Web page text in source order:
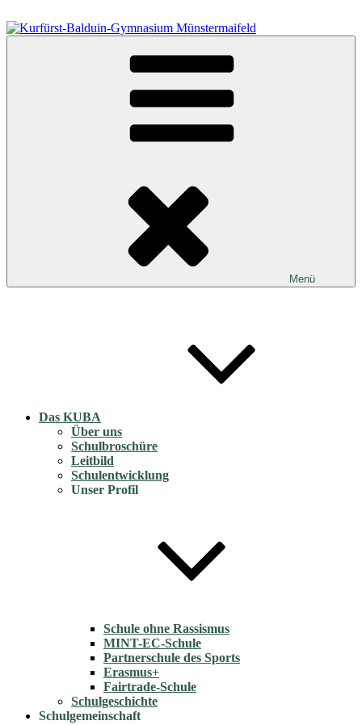
Inhalt
springen
Kurfürst-Balduin-Gymnasium Münstermaifeld
Menü
Das KUBA
Über uns
Schulbroschüre
Leitbild
Schulentwicklung
Unser Profil
Schule ohne Rassismus
MINT-EC-Schule
Partnerschule des Sports
Erasmus+
Fairtrade-Schule
Schulgeschichte
Schulgemeinschaft